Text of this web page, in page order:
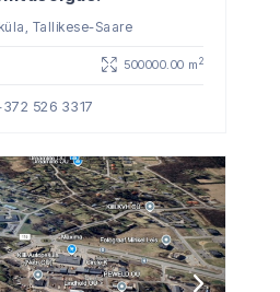
Tallikese-Saare
500000.00 m 2
526 3317